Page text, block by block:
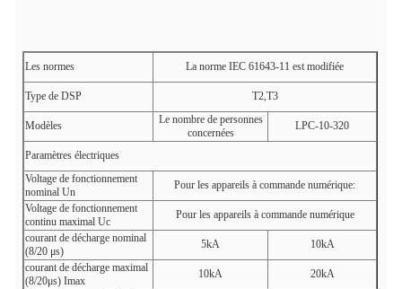
Les normes La norme IEC 61643-11 est modifiée
Type de DSP T2,T3
Modèles
Le nombre de personnes
concernées
LPC-10-320
Paramètres électriques
Voltage de fonctionnement
nominal Un
Pour les appareils à commande numérique:
Voltage de fonctionnement
continu maximal Uc
Pour les appareils à commande numérique
courant de décharge nominal
(8/20 μs)
5kA
10kA
courant de décharge maximal
(8/20μs) Imax
10kA
20kA